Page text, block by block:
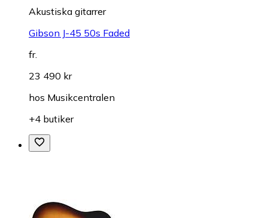
Akustiska gitarrer
Gibson J-45 50s Faded
fr.
23 490 kr
hos Musikcentralen
+4 butiker